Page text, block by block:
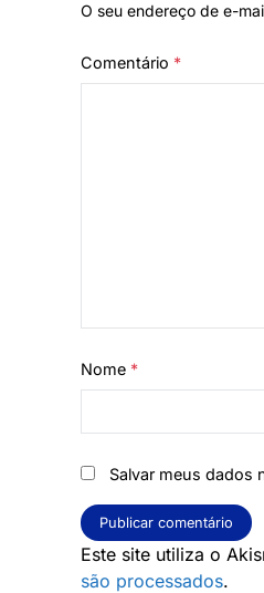
O seu endereço de e-
Comentário *
Nome *
Salvar meus dados
Este site utiliza o
são processados.